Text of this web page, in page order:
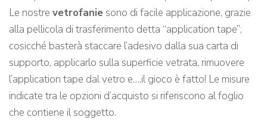
Le nostre vetrofanie sono di facile applicazione, grazie
alla pellicola di trasferimento detta “application tape”;
cosicché basterà staccare l’adesivo dalla sua carta di
supporto, applicarlo sulla superficie vetrata, rimuovere
l’application tape dal vetro e….il gioco è fatto! Le misure
indicate tra le opzioni d’acquisto si riferiscono al foglio
che contiene il soggetto.